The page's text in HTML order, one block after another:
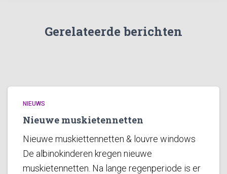
Gerelateerde berichten
NIEUWS
Nieuwe muskietennetten
Nieuwe muskiettennetten & louvre windows
De albinokinderen kregen nieuwe
muskietennetten. Na lange regenperiode is er